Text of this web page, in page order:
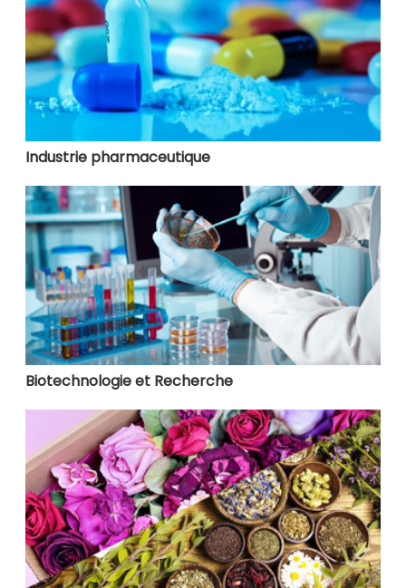
Industrie pharmaceutique
Biotechnologie et Recherche